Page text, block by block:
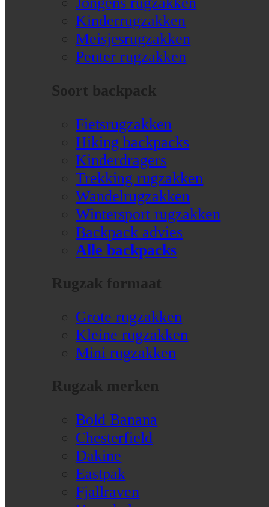
Kinderrugzakken
Meisjesrugzakken
Peuter rugzakken
Soort backpack
Fietsrugzakken
Hiking backpacks
Kinderdragers
Trekking rugzakken
Wandelrugzakken
Wintersport rugzakken
Backpack advies
Alle backpacks
Rugzak formaat
Grote rugzakken
Kleine rugzakken
Mini rugzakken
Rugzak merken
Bold Banana
Chesterfield
Dakine
Eastpak
Fjallraven